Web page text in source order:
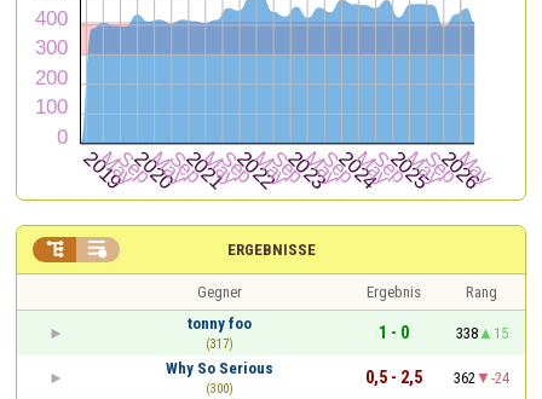
ERGEBNISSE
 
Gegner Ergebnis
Rang
tonny foo
(317)
1 - 0 338
15
Why So Serious
(300)
0,5 - 2,5 362
-24